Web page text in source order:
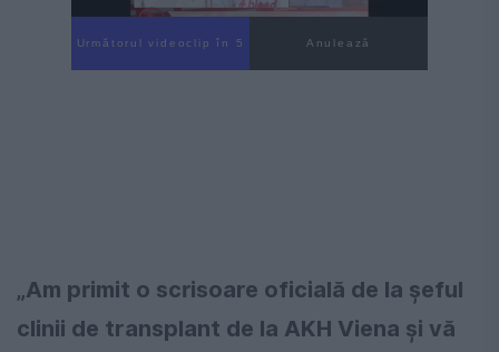
Următorul videoclip în 4 Anulează
„Am primit o scrisoare oficială de la șeful
clinii de transplant de la AKH Viena și vă